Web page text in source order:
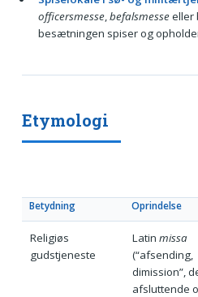
officersmesse,befalsmesseeller
besætningen spiser og
Etymologi
Betydning Oprindelse
Religiøs
gudstjeneste
Latin missa
(“afsending,
dimission”,
afsluttende